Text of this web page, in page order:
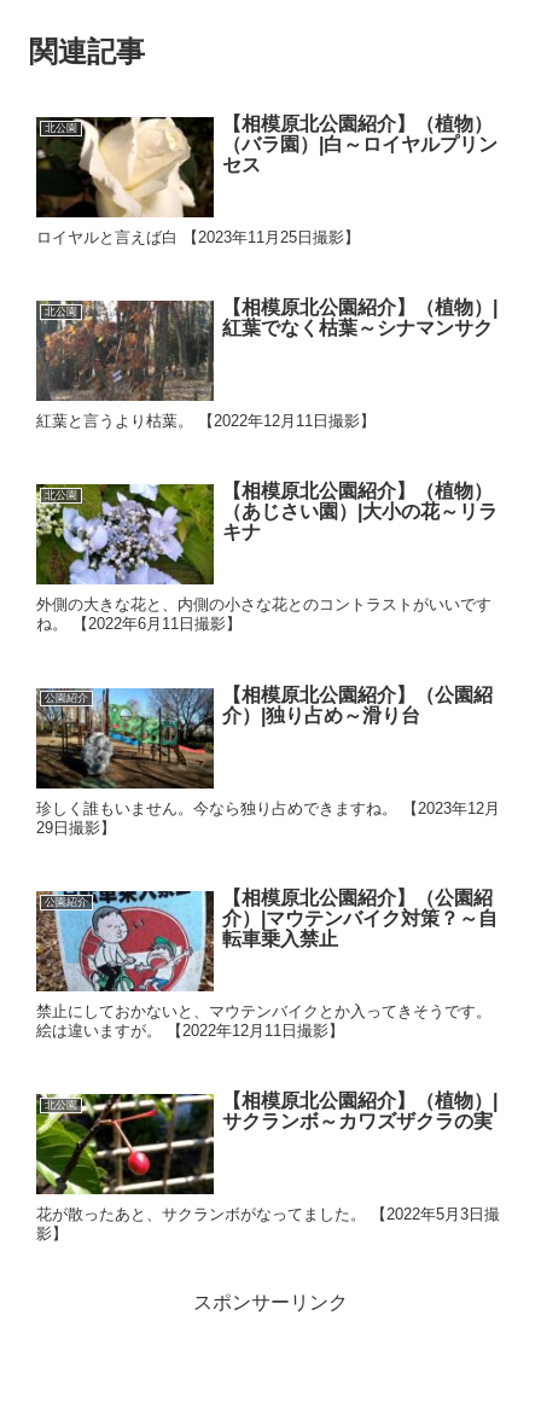
関連記事
北公園
【相模原北公園紹介】（植物）
（バラ園）|白～ロイヤルプリン
セス
ロイヤルと言えば白 【2023年11月25日撮影】
北公園
【相模原北公園紹介】（植物）|
紅葉でなく枯葉～シナマンサク
紅葉と言うより枯葉。 【2022年12月11日撮影】
北公園
【相模原北公園紹介】（植物）
（あじさい園）|大小の花～リラ
キナ
外側の大きな花と、内側の小さな花とのコントラストがいいです
ね。 【2022年6月11日撮影】
公園紹介
【相模原北公園紹介】（公園紹
介）|独り占め～滑り台
珍しく誰もいません。今なら独り占めできますね。 【2023年12月
29日撮影】
公園紹介
【相模原北公園紹介】（公園紹
介）|マウテンバイク対策？～自
転車乗入禁止
禁止にしておかないと、マウテンバイクとか入ってきそうです。
絵は違いますが。 【2022年12月11日撮影】
北公園
【相模原北公園紹介】（植物）|
サクランボ～カワズザクラの実
花が散ったあと、サクランボがなってました。 【2022年5月3日撮
影】
スポンサーリンク